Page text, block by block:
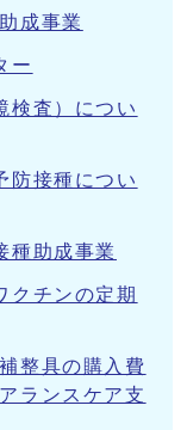
成事業
ー
査）につい
接種につい
種助成事業
チンの定期
整具の購入費
ランスケア支